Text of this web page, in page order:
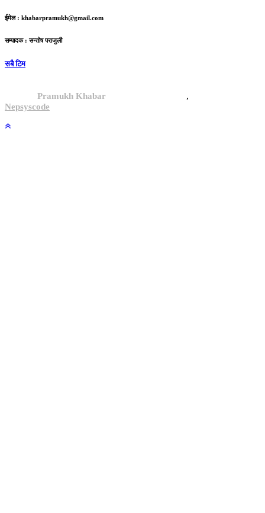
ईमेल : khabarpramukh@gmail.com
सम्पादक : सन्तोष पराजुली
सबै टिम
Pramukh Khabar, All rights reserved. ,
Nepsyscode